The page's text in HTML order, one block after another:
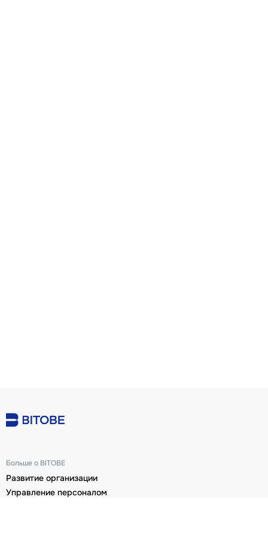
Больше о BITOBE
Развитие организации
Управление персоналом